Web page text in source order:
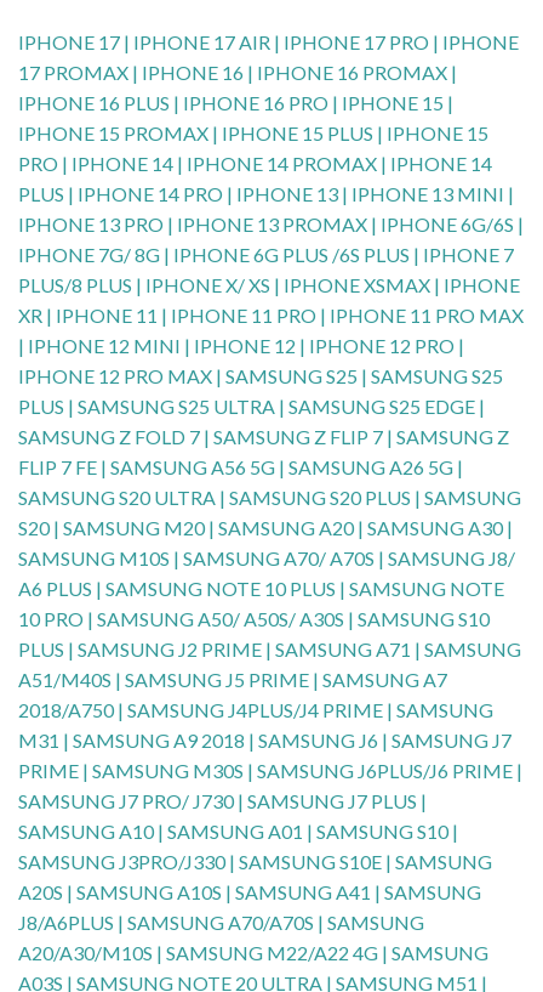
IPHONE 17 | IPHONE 17 AIR | IPHONE 17 PRO | IPHONE
17 PROMAX | IPHONE 16 | IPHONE 16 PROMAX |
IPHONE 16 PLUS | IPHONE 16 PRO | IPHONE 15 |
IPHONE 15 PROMAX | IPHONE 15 PLUS | IPHONE 15
PRO | IPHONE 14 | IPHONE 14 PROMAX | IPHONE 14
PLUS | IPHONE 14 PRO | IPHONE 13 | IPHONE 13 MINI |
IPHONE 13 PRO | IPHONE 13 PROMAX | IPHONE 6G/6S |
IPHONE 7G/ 8G | IPHONE 6G PLUS /6S PLUS | IPHONE 7
PLUS/8 PLUS | IPHONE X/ XS | IPHONE XSMAX | IPHONE
XR | IPHONE 11 | IPHONE 11 PRO | IPHONE 11 PRO MAX
| IPHONE 12 MINI | IPHONE 12 | IPHONE 12 PRO |
IPHONE 12 PRO MAX | SAMSUNG S25 | SAMSUNG S25
PLUS | SAMSUNG S25 ULTRA | SAMSUNG S25 EDGE |
SAMSUNG Z FOLD 7 | SAMSUNG Z FLIP 7 | SAMSUNG Z
FLIP 7 FE | SAMSUNG A56 5G | SAMSUNG A26 5G |
SAMSUNG S20 ULTRA | SAMSUNG S20 PLUS | SAMSUNG
S20 | SAMSUNG M20 | SAMSUNG A20 | SAMSUNG A30 |
SAMSUNG M10S | SAMSUNG A70/ A70S | SAMSUNG J8/
A6 PLUS | SAMSUNG NOTE 10 PLUS | SAMSUNG NOTE
10 PRO | SAMSUNG A50/ A50S/ A30S | SAMSUNG S10
PLUS | SAMSUNG J2 PRIME | SAMSUNG A71 | SAMSUNG
A51/M40S | SAMSUNG J5 PRIME | SAMSUNG A7
2018/A750 | SAMSUNG J4PLUS/J4 PRIME | SAMSUNG
M31 | SAMSUNG A9 2018 | SAMSUNG J6 | SAMSUNG J7
PRIME | SAMSUNG M30S | SAMSUNG J6PLUS/J6 PRIME |
SAMSUNG J7 PRO/ J730 | SAMSUNG J7 PLUS |
SAMSUNG A10 | SAMSUNG A01 | SAMSUNG S10 |
SAMSUNG J3PRO/J330 | SAMSUNG S10E | SAMSUNG
A20S | SAMSUNG A10S | SAMSUNG A41 | SAMSUNG
J8/A6PLUS | SAMSUNG A70/A70S | SAMSUNG
A20/A30/M10S | SAMSUNG M22/A22 4G | SAMSUNG
A03S | SAMSUNG NOTE 20 ULTRA | SAMSUNG M51 |